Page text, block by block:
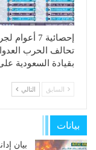
إحصائية 7 أعوام
تحالف الحرب
بقيادة السعودية
السابق التالي
بيانات
بيان